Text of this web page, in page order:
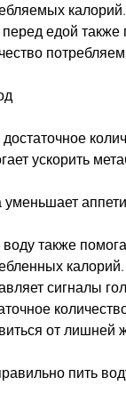
едой также
достаточное
ускорить
уменьшает
воду также
сигналы
от лишней
пить